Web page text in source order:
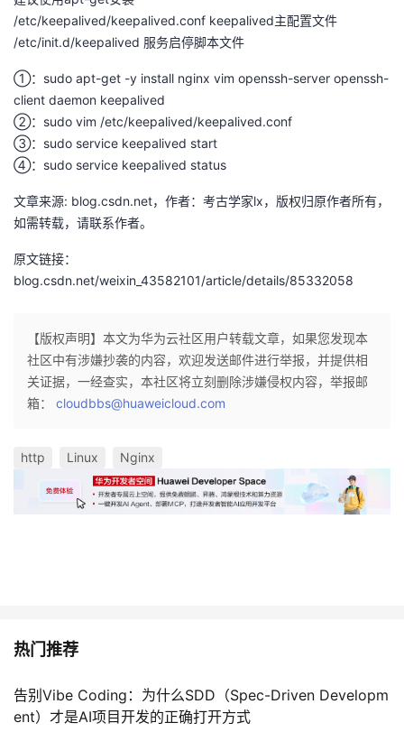
/etc/keepalived/keepalived.conf keepalived主配置文件
/etc/init.d/keepalived 服务启停脚本文件
①：sudo apt-get -y install nginx vim openssh-server openssh-
client daemon keepalived
②：sudo vim /etc/keepalived/keepalived.conf
③：sudo service keepalived start
④：sudo service keepalived status
文章来源: blog.csdn.net，作者：考古学家lx，版权归原作者所有，
如需转载，请联系作者。
原文链接：
blog.csdn.net/weixin_43582101/article/details/85332058
【版权声明】本文为华为云社区用户转载文章，如果您发现本
社区中有涉嫌抄袭的内容，欢迎发送邮件进行举报，并提供相
关证据，一经查实，本社区将立刻删除涉嫌侵权内容，举报邮
箱： cloudbbs@huaweicloud.com
http Linux Nginx
热门推荐
告别Vibe Coding：为什么SDD（Spec-Driven Developm
ent）才是AI项目开发的正确打开方式